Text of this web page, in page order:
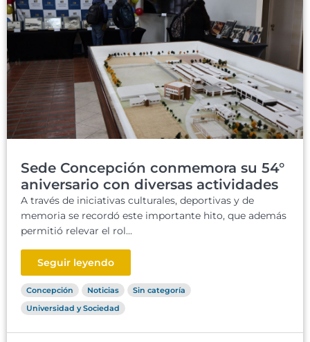
Sede Concepción conmemora su 54°
aniversario con diversas actividades
A través de iniciativas culturales, deportivas y de
memoria se recordó este importante hito, que además
permitió relevar el rol...
Seguir leyendo
Concepción Noticias
Sin categoría
Universidad y Sociedad